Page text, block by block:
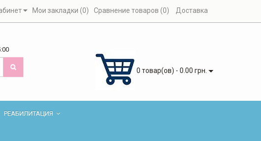
Мои закладки (0) Сравнение товаров (0) Доставка
0 товар(ов) - 0.00 грн.
РЕАБИЛИТАЦИЯ